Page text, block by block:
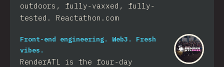
outdoors, fully-vaxxed, fully-
tested. Reactathon.com
Front-end engineering. Web3. Fresh
vibes.
RenderATL is the four-day